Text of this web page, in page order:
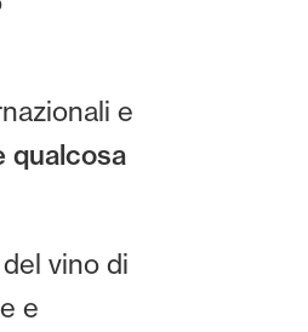
e
qualcosa
vino di
e